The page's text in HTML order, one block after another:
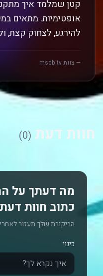
קטן שמלמד איך
אופטימיות. מתאים
להירגע, לצחוק קצת,
— צוות msdb.tv
חוות דעת (0)
מה דעתך על
כתוב חוות דעת
הביקורת שלך תעזור
כינוי